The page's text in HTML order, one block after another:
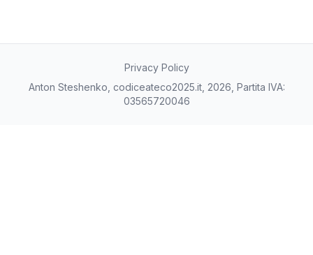
Privacy Policy
Anton Steshenko, codiceateco2025.it, 2026, Partita IVA:
03565720046